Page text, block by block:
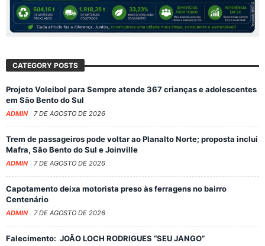
CATEGORY POSTS
Projeto Voleibol para Sempre atende 367 crianças e adolescentes
em São Bento do Sul
ADMIN 7 DE AGOSTO DE 2026
Trem de passageiros pode voltar ao Planalto Norte; proposta inclui
Mafra, São Bento do Sul e Joinville
ADMIN 7 DE AGOSTO DE 2026
Capotamento deixa motorista preso às ferragens no bairro
Centenário
ADMIN 7 DE AGOSTO DE 2026
Falecimento: JOÃO LOCH RODRIGUES “SEU JANGO”